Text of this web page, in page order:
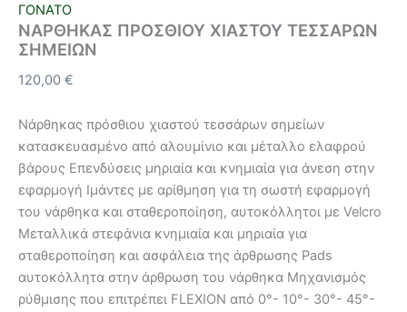
ΓΟΝΑΤΟ
ΝΑΡΘΗΚΑΣ ΠΡΟΣΘΙΟΥ ΧΙΑΣΤΟΥ ΤΕΣΣΑΡΩΝ
ΣΗΜΕΙΩΝ
120,00 €
Νάρθηκας πρόσθιου χιαστού τεσσάρων σημείων
κατασκευασμένο από αλουμίνιο και μέταλλο ελαφρού
βάρους Επενδύσεις μηριαία και κνημιαία για άνεση στην
εφαρμογή Ιμάντες με αρίθμηση για τη σωστή εφαρμογή
του νάρθηκα και σταθεροποίηση, αυτοκόλλητοι με Velcro
Μεταλλικά στεφάνια κνημιαία και μηριαία για
σταθεροποίηση και ασφάλεια της άρθρωσης Pads
αυτοκόλλητα στην άρθρωση του νάρθηκα Μηχανισμός
ρύθμισης που επιτρέπει FLEXION από 0°- 10°- 30°- 45°-